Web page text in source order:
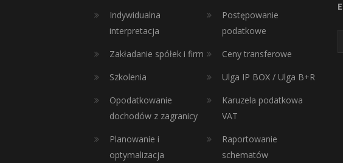
Indywidualna
interpretacja
Postępowanie
podatkowe
Zakładanie spółek i firm
Ceny transferowe
Szkolenia
Ulga IP BOX / Ulga B+R
Opodatkowanie
dochodów z zagranicy
Karuzela podatkowa
VAT
Planowanie i
optymalizacja
Raportowanie
schematów